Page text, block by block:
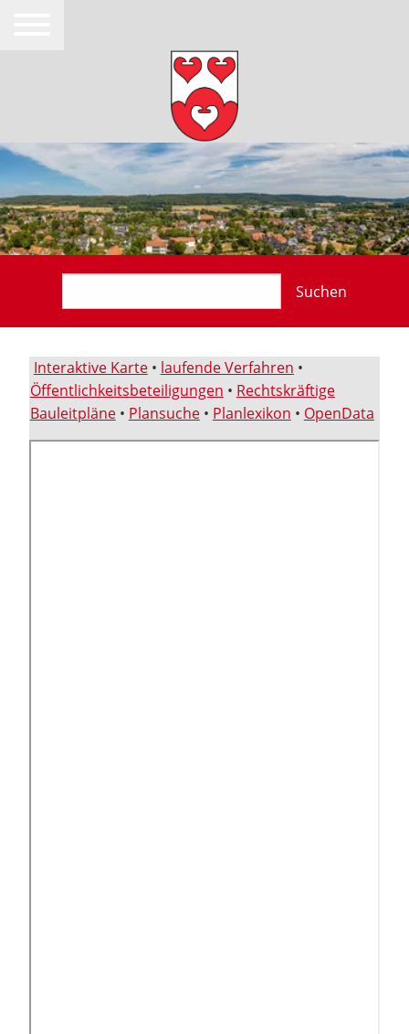
Suchen
Interaktive Karte• laufende Verfahren •
Öffentlichkeitsbeteiligungen • Rechtskräftige
Bauleitpläne• Plansuche• Planlexikon • OpenData